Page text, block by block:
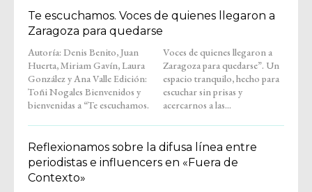
Te escuchamos. Voces de quienes llegaron a
Zaragoza para quedarse
Autoría: Denis Benito, Juan
Huerta, Miriam Gavín, Laura
González y Ana Valle Edición:
Toñi Nogales Bienvenidos y
bienvenidas a “Te escuchamos.
Voces de quienes llegaron a
Zaragoza para quedarse”. Un
espacio tranquilo, hecho para
escuchar sin prisas y
acercarnos a las...
Reflexionamos sobre la difusa línea entre
periodistas e influencers en «Fuera de
Contexto»